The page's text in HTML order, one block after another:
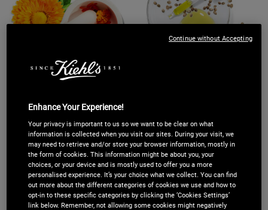
Dérivé de la fleur de souci,
l'extrait de Calendula et les
pétales sont connus pour leurs
propriétés apaisantes.
JE DECOUVRE
Pressée à froid à partir de
graines de chanvre, cette huile
herbacée est connue pour ses
propriétés calmantes et
apaisantes.
JE DECOUVRE
Enhance Your Experience!
Your privacy is important to us so we want to be clear on what
information is collected when you visit our sites. During your visit, we
may need to retrieve and/or store your browser information, mostly in
the form of cookies. This information might be about you, your
choices, or your device and is mostly used to offer you a more
personalised experience. It’s your choice what we collect. You can find
out more about the different categories of cookies we use and how to
opt-in to these specific categories by clicking the ‘Cookies Settings’
link below. Remember, not allowing some cookies might negatively
Continue without Accepting